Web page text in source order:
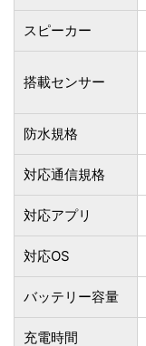
スピーカー
搭載センサー
防水規格
対応通信規格
対応アプリ
対応OS
バッテリー容量
充電時間